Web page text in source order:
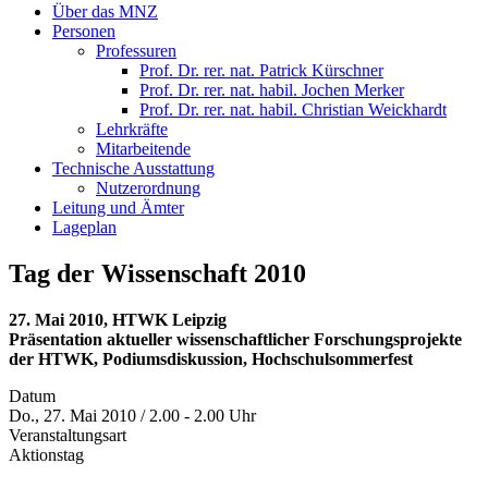
Über das MNZ
Personen
Professuren
Prof. Dr. rer. nat. Patrick Kürschner
Prof. Dr. rer. nat. habil. Jochen Merker
Prof. Dr. rer. nat. habil. Christian Weickhardt
Lehrkräfte
Mitarbeitende
Technische Ausstattung
Nutzerordnung
Leitung und Ämter
Lageplan
Tag der Wissenschaft 2010
27. Mai 2010, HTWK Leipzig
Präsentation aktueller wissenschaftlicher Forschungsprojekte
der HTWK, Podiumsdiskussion, Hochschulsommerfest
Datum
Do., 27. Mai 2010 / 2.00 - 2.00 Uhr
Veranstaltungsart
Aktionstag